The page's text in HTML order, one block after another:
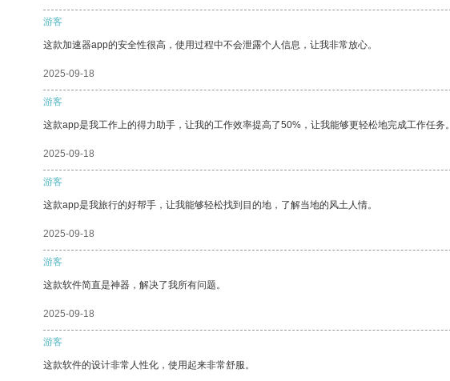
游客
这款加速器app的安全性很高，使用过程中不会泄露个人信息，让我非常放心。
2025-09-18
游客
这款app是我工作上的得力助手，让我的工作效率提高了50%，让我能够更轻松地完成工作任务。
2025-09-18
游客
这款app是我旅行的好帮手，让我能够轻松找到目的地，了解当地的风土人情。
2025-09-18
游客
这款软件简直是神器，解决了我所有问题。
2025-09-18
游客
这款软件的设计非常人性化，使用起来非常舒服。